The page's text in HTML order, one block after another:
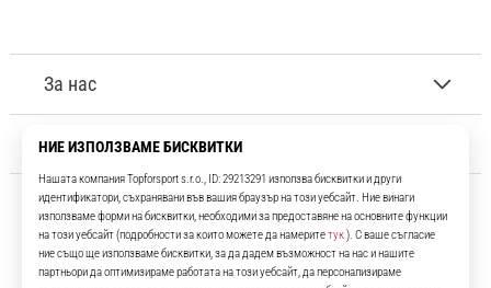
11teamsports.bg
Повече от 16 години ние сме ваши съотборници, представяйки ви
За нас
Обслужване на клиенти